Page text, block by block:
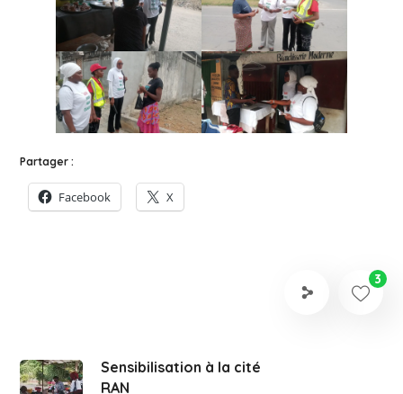
Partager :
Facebook X
3
Sensibilisation à la cité
RAN